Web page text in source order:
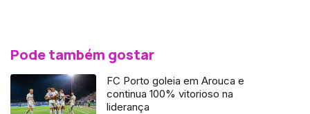
Pode também gostar
FC Porto goleia em Arouca e
continua 100% vitorioso na
liderança